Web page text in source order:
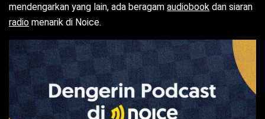
mendengarkan yang lain, ada beragam audiobook dan siaran
radio menarik di Noice.